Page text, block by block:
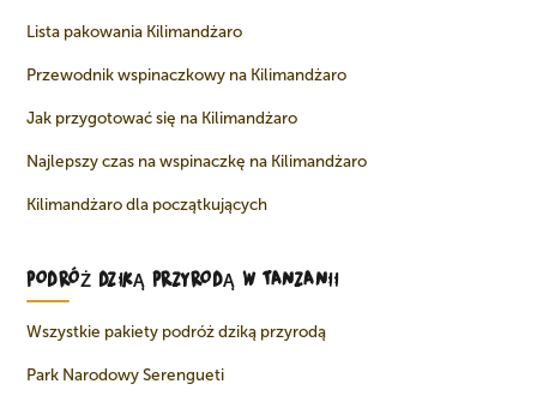
Lista pakowania Kilimandżaro
Przewodnik wspinaczkowy na Kilimandżaro
Jak przygotować się na Kilimandżaro
Najlepszy czas na wspinaczkę na Kilimandżaro
Kilimandżaro dla początkujących
PODRÓŻ DZIKĄ PRZYRODĄ W TANZANII
Wszystkie pakiety podróż dziką przyrodą
Park Narodowy Serengueti